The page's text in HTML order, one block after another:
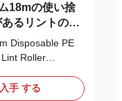
18mの使い捨
るリントのロ
Disposable PE
Roller
surface
手 する